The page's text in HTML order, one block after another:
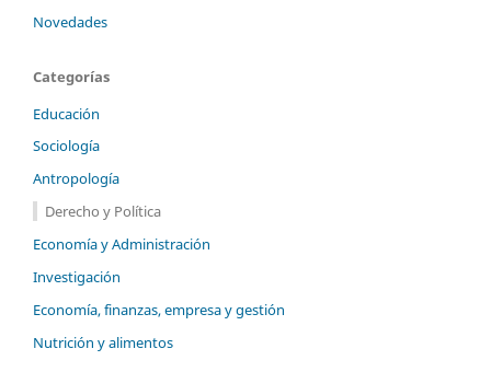
Novedades
Categorías
Educación
Sociología
Antropología
Derecho y Política
Economía y Administración
Investigación
Economía, finanzas, empresa y gestión
Nutrición y alimentos